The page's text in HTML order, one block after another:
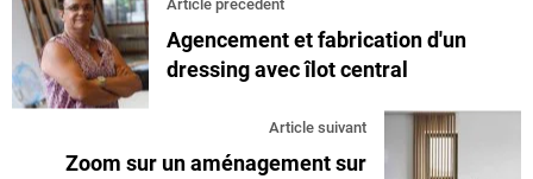
Article précédent
Agencement et fabrication d'un
dressing avec îlot central
Article suivant
Zoom sur un aménagement sur